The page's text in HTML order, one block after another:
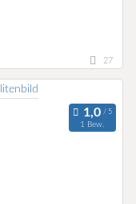
27
1 Bew.